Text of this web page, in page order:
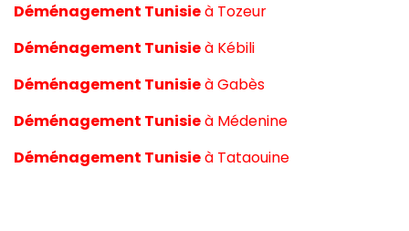
Déménagement Tunisieà Tozeur
Déménagement Tunisieà Kébili
Déménagement TunisieàGabès
Déménagement Tunisieà Médenine
Déménagement Tunisieà Tataouine